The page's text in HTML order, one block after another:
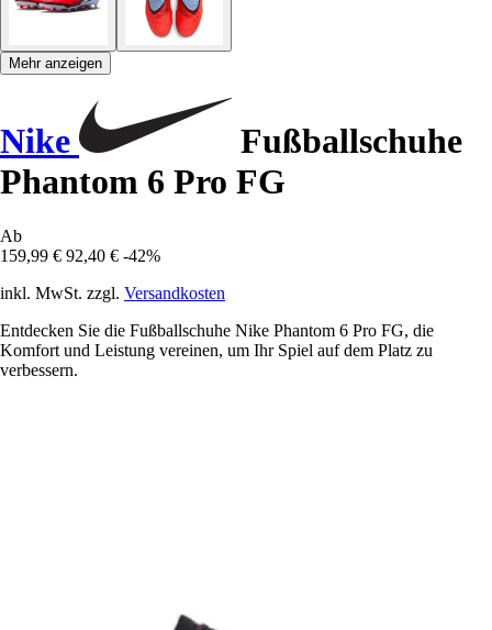
Mehr anzeigen
Nike
Fußballschuhe
Phantom 6 Pro FG
Ab
159,99 € 92,40 € -42%
inkl. MwSt. zzgl. Versandkosten
Entdecken Sie die Fußballschuhe Nike Phantom 6 Pro FG, die
Komfort und Leistung vereinen, um Ihr Spiel auf dem Platz zu
verbessern.